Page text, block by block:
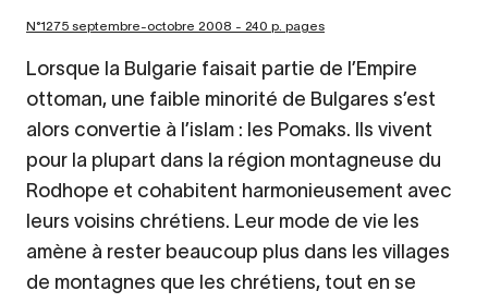
N°1275 septembre-octobre 2008 - 240 p. pages
Lorsque la Bulgarie faisait partie de l’Empire
ottoman, une faible minorité de Bulgares s’est
alors convertie à l’islam : les Pomaks. Ils vivent
pour la plupart dans la région montagneuse du
Rodhope et cohabitent harmonieusement avec
leurs voisins chrétiens. Leur mode de vie les
amène à rester beaucoup plus dans les villages
de montagnes que les chrétiens, tout en se